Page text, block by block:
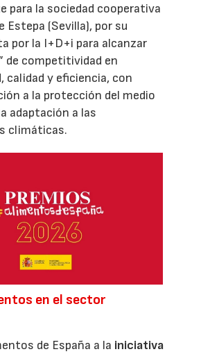
para la sociedad cooperativa
Estepa (Sevilla), por su
por la I+D+i para alcanzar
de competitividad en
calidad y eficiencia, con
a la protección del medio
adaptación a las
climáticas.
en el sector
de España a la iniciativa